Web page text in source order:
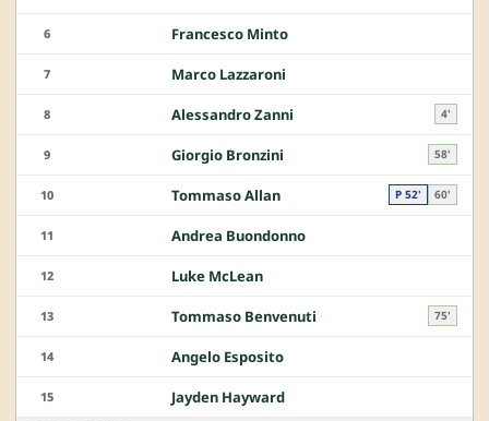
6 Francesco Minto
7 Marco Lazzaroni
8 Alessandro Zanni 4'
9 Giorgio Bronzini 58'
10 Tommaso Allan P 52' 60'
11 Andrea Buondonno
12 Luke McLean
13 Tommaso Benvenuti 75'
14 Angelo Esposito
15 Jayden Hayward